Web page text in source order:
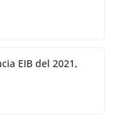
EIB del 2021,